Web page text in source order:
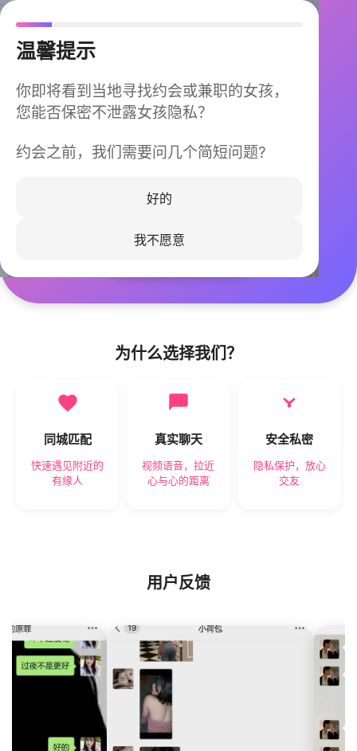
温馨提示
你即将看到当地寻找约会或兼职的女孩，
您能否保密不泄露女孩隐私？
约会之前，我们需要问几个简短问题?
好的
我不愿意
今晚不再孤单
同城快速匹配，马上认识身边的TA
立即下载
为什么选择我们？
同城匹配
快速遇见附近的
有缘人
真实聊天
视频语音，拉近
心与心的距离
安全私密
隐私保护，放心
交友
用户反馈